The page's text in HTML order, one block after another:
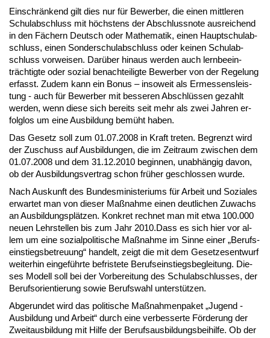
Ein­schrän­kend gilt dies nur für Be­wer­ber, die ei­nen mitt­le­ren
Schul­ab­schluss mit höchs­tens der Ab­schluss­no­te aus­rei­chend
in den Fä­chern Deutsch oder Ma­the­ma­tik, ei­nen Haupt­schul­ab­
schluss, ei­nen Son­der­schul­ab­schluss oder kei­nen Schul­ab­
schluss vor­wei­sen. Dar­über hin­aus wer­den auch lern­be­ein­
träch­tig­te oder so­zi­al be­nach­tei­lig­te Be­wer­ber von der Re­ge­lung
er­fasst. Zu­dem kann ein Bo­nus – in­so­weit als Er­mes­sens­leis­
tung - auch für Be­wer­ber mit bes­se­ren Ab­schlüs­sen ge­zahlt
wer­den, wenn die­se sich be­reits seit mehr als zwei Jah­ren er­
folg­los um ei­ne Aus­bil­dung be­müht ha­ben.
Das Ge­setz soll zum 01.07.2008 in Kraft tre­ten. Be­grenzt wird
der Zu­schuss auf Aus­bil­dun­gen, die im Zeit­raum zwi­schen dem
01.07.2008 und dem 31.12.2010 be­gin­nen, un­ab­hän­gig da­von,
ob der Aus­bil­dungs­ver­trag schon frü­her ge­schlos­sen wur­de.
Nach Aus­kunft des Bun­des­mi­nis­te­ri­ums für Ar­beit und So­zia­les
er­war­tet man von die­ser Maß­nah­me ei­nen deut­li­chen Zu­wachs
an Aus­bil­dungs­plät­zen. Kon­kret rech­net man mit et­wa 100.000
neu­en Lehr­stel­len bis zum Jahr 2010.Dass es sich hier vor al­
lem um ei­ne so­zi­al­po­li­ti­sche Maß­nah­me im Sin­ne ei­ner „Be­rufs­
ein­stiegs­be­treu­ung“ han­delt, zeigt die mit dem Ge­set­zes­ent­wurf
wei­ter­hin ein­ge­führ­te be­fris­te­te Be­rufs­ein­stiegs­be­glei­tung. Die­
ses Mo­dell soll bei der Vor­be­rei­tung des Schul­ab­schlus­ses, der
Be­rufs­ori­en­tie­rung so­wie Be­rufs­wahl un­ter­stüt­zen.
Ab­ge­run­det wird das po­li­ti­sche Maß­nah­men­pa­ket „Ju­gend -
Aus­bil­dung und Ar­beit“ durch ei­ne ver­bes­ser­te För­de­rung der
Zwei­t­aus­bil­dung mit Hil­fe der Be­rufs­aus­bil­dungs­bei­hil­fe. Ob der